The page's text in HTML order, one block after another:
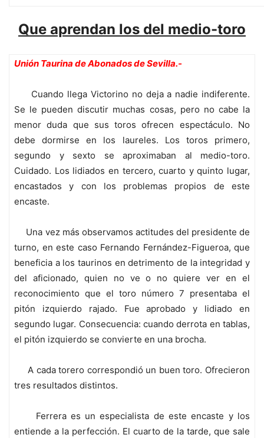
Que aprendan los del medio-toro
Unión Taurina de Abonados de Sevilla.-
Cuando llega Victorino no deja a nadie indiferente.
Se le pueden discutir muchas cosas, pero no cabe la
menor duda que sus toros ofrecen espectáculo. No
debe dormirse en los laureles. Los toros primero,
segundo y sexto se aproximaban al medio-toro.
Cuidado. Los lidiados en tercero, cuarto y quinto lugar,
encastados y con los problemas propios de este
encaste.
Una vez más observamos actitudes del presidente de
turno, en este caso Fernando Fernández-Figueroa, que
beneficia a los taurinos en detrimento de la integridad y
del aficionado, quien no ve o no quiere ver en el
reconocimiento que el toro número 7 presentaba el
pitón izquierdo rajado. Fue aprobado y lidiado en
segundo lugar. Consecuencia: cuando derrota en tablas,
el pitón izquierdo se convierte en una brocha.
A cada torero correspondió un buen toro. Ofrecieron
tres resultados distintos.
Ferrera es un especialista de este encaste y los
entiende a la perfección. El cuarto de la tarde, que sale